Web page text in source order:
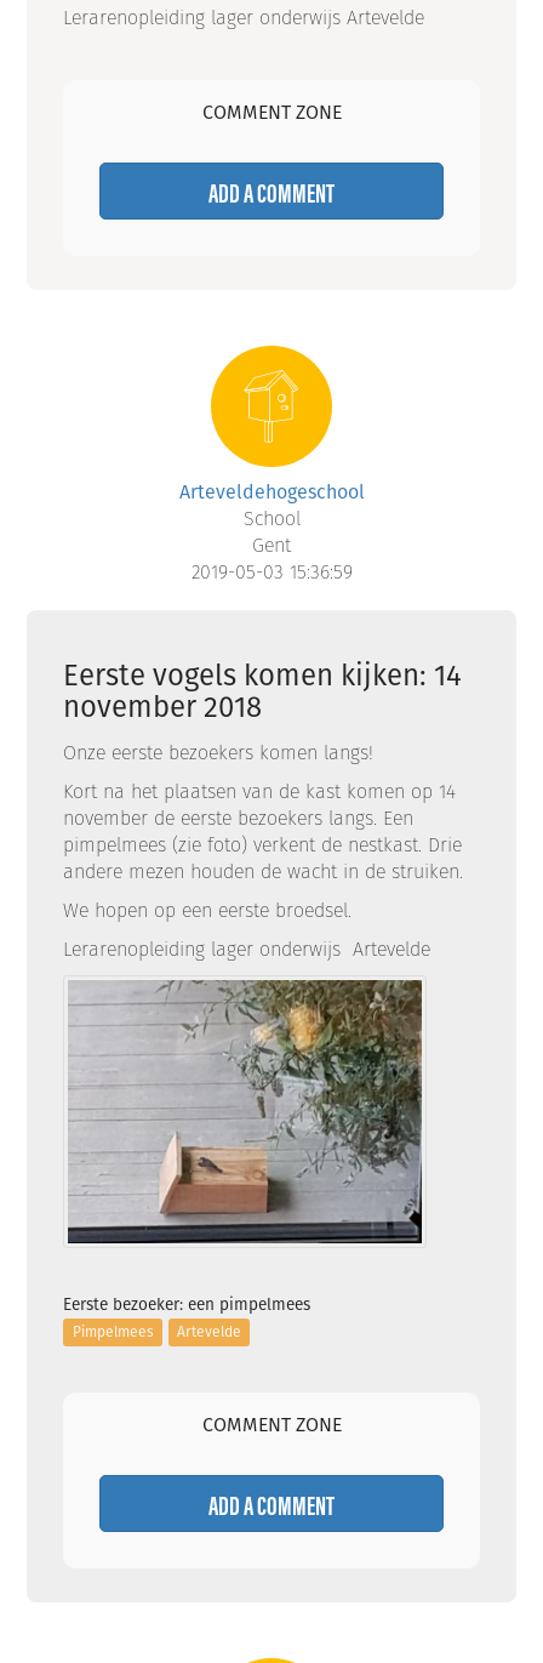
Lerarenopleiding lager onderwijs Artevelde
COMMENT ZONE
ADD A COMMENT
Arteveldehogeschool
School
Gent
2019-05-03 15:36:59
Eerste vogels komen kijken: 14
november 2018
Onze eerste bezoekers komen langs!
Kort na het plaatsen van de kast komen op 14
november de eerste bezoekers langs. Een
pimpelmees (zie foto) verkent de nestkast. Drie
andere mezen houden de wacht in de struiken.
We hopen op een eerste broedsel.
Lerarenopleiding lager onderwijs Artevelde
Eerste bezoeker: een pimpelmees
Pimpelmees Artevelde
COMMENT ZONE
ADD A COMMENT